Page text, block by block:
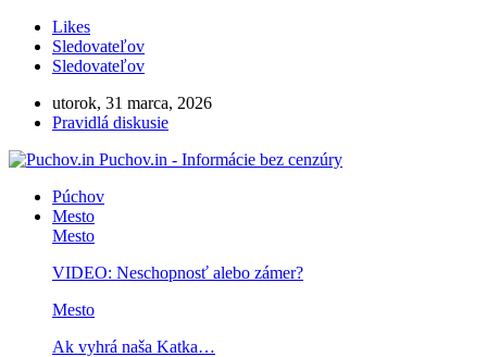
Likes
Sledovateľov
Sledovateľov
utorok, 31 marca, 2026
Pravidlá diskusie
Puchov.in - Informácie bez cenzúry
Púchov
Mesto
Mesto
VIDEO: Neschopnosť alebo zámer?
Mesto
Ak vyhrá naša Katka…